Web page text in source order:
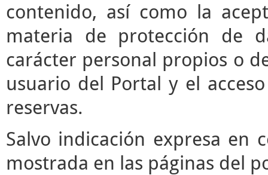
contenido, así como la
materia de protección de
carácter personal propios o
usuario del Portal y el
reservas.
Salvo indicación expresa en
mostrada en las páginas del